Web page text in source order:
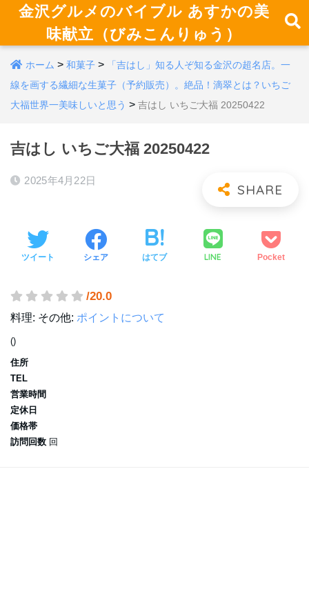
金沢グルメのバイブル あすかの美
味献立（びみこんりゅう）
ホーム > 和菓子 >
「吉はし」知る人ぞ知る金沢の超名店。一
線を画する繊細な生菓子（予約販売）。絶品！滴翠とは？いちご
大福世界一美味しいと思う > 吉はし いちご大福 20250422
吉はし いちご大福 20250422
2025年4月22日
ツイート シェア はてブ LINE Pocket
/20.0
料理: その他: ポイントについて
()
住所
TEL
営業時間
定休日
価格帯
訪問回数 回